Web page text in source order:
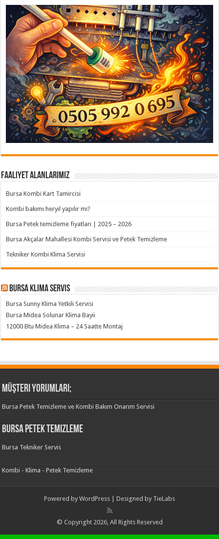
Faaliyet Alanlarımız
Bursa Kombi Kart Tamircisi
Kombi bakımı heryıl yapılır mı?
Bursa Petek temizleme fiyatları | 2025 – 2026
Bursa Akçalar Mahallesi Kombi Servisi ve Petek Temizleme
Tekniker Kombi Klima Servisi
Bursa klima servis
Bursa Sunny Klima Yetkili Servisi
Bursa Midea Solunar Klima Bayii
12000 Btu Midea Klima – 24 Saatte Montaj
Müşteri Yorumları;
Bursa Petek Temizleme ve Kombi Bakım Onarım Servisi
Bursa Petek Temizleme
Bursa Tekniker Servis
Kombi - Klima - Petek Temizleme
Powered by WordPress | Designed by TieLabs
© Copyright 2026, All Rights Reserved